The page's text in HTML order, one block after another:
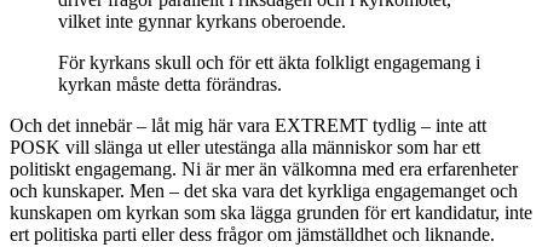
vilket inte gynnar kyrkans oberoende.
För kyrkans skull och för ett äkta folkligt engagemang i
kyrkan måste detta förändras.
Och det innebär – låt mig här vara EXTREMT tydlig – inte att
POSK vill slänga ut eller utestänga alla människor som har ett
politiskt engagemang. Ni är mer än välkomna med era erfarenheter
och kunskaper. Men – det ska vara det kyrkliga engagemanget och
kunskapen om kyrkan som ska lägga grunden för ert kandidatur, inte
ert politiska parti eller dess frågor om jämställdhet och liknande.